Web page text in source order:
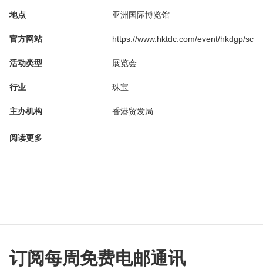
地点 亚洲国际博览馆
官方网站 https://www.hktdc.com/event/hkdgp/sc
活动类型 展览会
行业 珠宝
主办机构 香港贸发局
阅读更多
订阅每周免费电邮通讯